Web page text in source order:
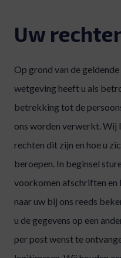
Uw
Op grond van de
wetgeving heeft u als
betrekking tot de
ons worden verwerkt. Wij
rechten dit zijn en hoe u
beroepen. In beginsel
voorkomen afschriften en
naar uw bij ons reeds
u de gegevens op een
per post wenst te